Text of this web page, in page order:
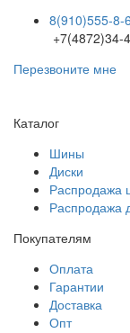
8(910)555-8-
+7(4872)34-
Перезвоните мне
Каталог
Шины
Диски
Распродажа
Распродажа
Покупателям
Оплата
Гарантии
Доставка
Опт